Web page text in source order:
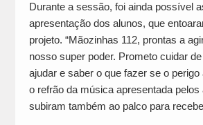
Durante a sessão, foi ainda possível
apresentação dos alunos, que
projeto. “Mãozinhas 112, prontas a
nosso super poder. Prometo cuidar
ajudar e saber o que fazer se o perigo
o refrão da música apresentada pelos
subiram também ao palco para